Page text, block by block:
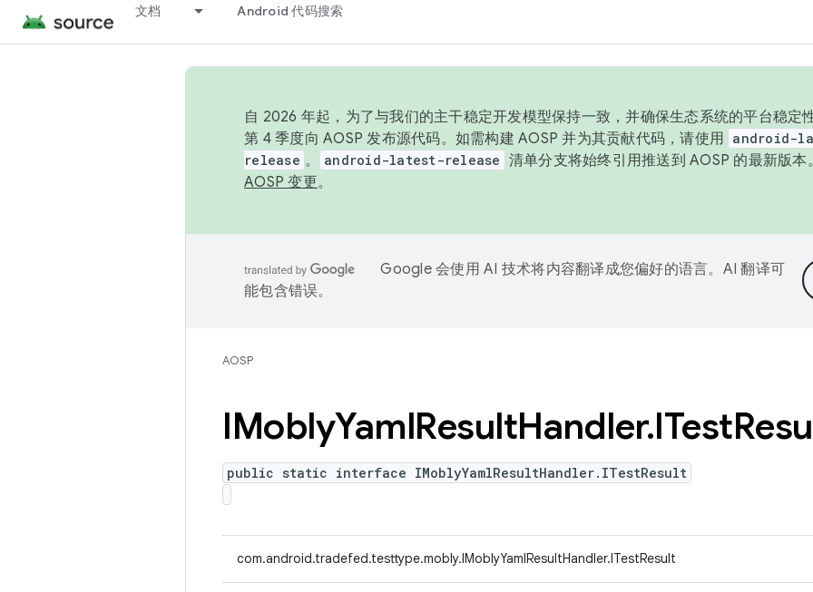
文档 Android 代码搜索
自 2026 年起，为了与我们的主干稳定开发模型保持一致，并确保生态系统的平台稳定
第 4 季度向 AOSP 发布源代码。如需构建 AOSP 并为其贡献代码，请使用 android-
release 。 android-latest-release 清单分支将始终引用推送到 AOSP 的最新版
AOSP 变更。
Google 会使用 AI 技术将内容翻译成您偏好的语言。AI 翻译可
能包含错误。
AOSP
IMoblyYamlResultHandler.ITest
public static interface IMoblyYamlResultHandler.ITestResult
com.android.tradefed.testtype.mobly.IMoblyYamlResultHandler.ITestResult